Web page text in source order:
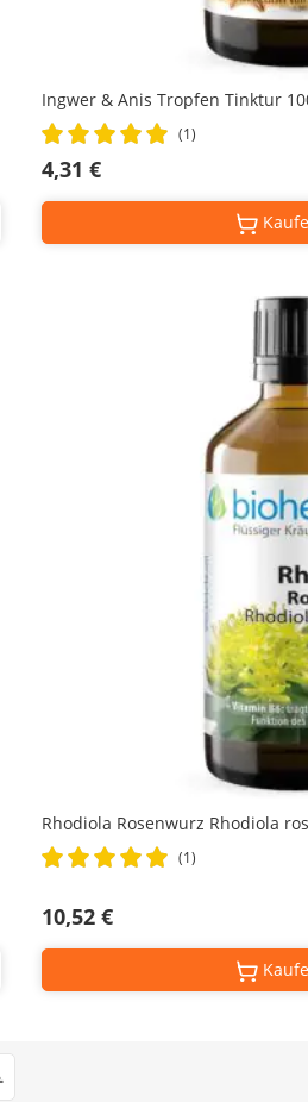
Ingwer & Anis Tropfen Tinktur
Rating:
(1)
4,31 €
Rhodiola Rosenwurz Rhodiola
Rating:
(1)
10,52 €
Set